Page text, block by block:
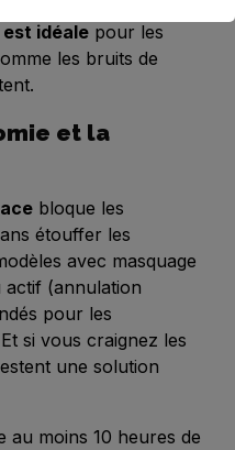
idéale pour les
les bruits de
et la
bloque les
étouffer les
avec masquage
actif (annulation
pour les
si vous craignez les
une solution
au moins 10 heures de